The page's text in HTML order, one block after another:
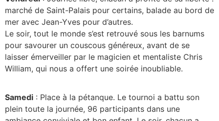
marché de Saint-Palais pour certains, balade au bord de
mer avec Jean-Yves pour d’autres.
Le soir, tout le monde s’est retrouvé sous les barnums
pour savourer un couscous généreux, avant de se
laisser émerveiller par le magicien et mentaliste Chris
William, qui nous a offert une soirée inoubliable.
Samedi : Place à la pétanque. Le tournoi a battu son
plein toute la journée, 96 participants dans une